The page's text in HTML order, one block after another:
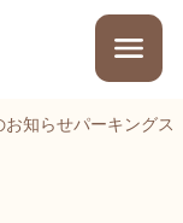
お知らせパーキングス